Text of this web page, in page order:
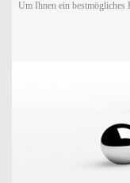
Um Ihnen ein bestmögliches